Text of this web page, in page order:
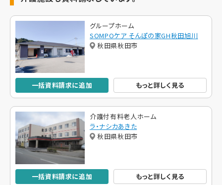
グループホーム
SOMPOケア そんぽの家GH秋田旭川
秋田県秋田市
一括資料請求に追加 もっと詳しく見る
介護付有料老人ホーム
ラ・ナシカあきた
秋田県秋田市
一括資料請求に追加 もっと詳しく見る